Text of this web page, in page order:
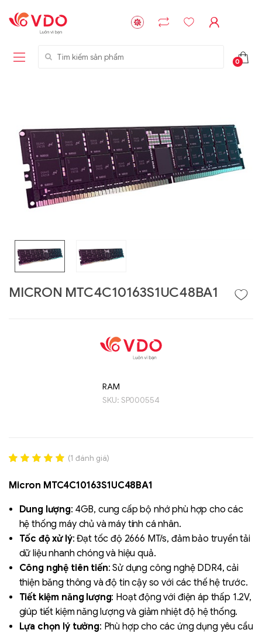
Tìm kiếm sản phẩm
0
MICRON MTC4C10163S1UC48BA1
RAM
SKU: SP000554
out of 5
based on
(1 đánh giá)
Micron MTC4C10163S1UC48BA1
Dung lượng: 4GB, cung cấp bộ nhớ phù hợp cho các
hệ thống máy chủ và máy tính cá nhân.
Tốc độ xử lý: Đạt tốc độ 2666 MT/s, đảm bảo truyền tải
dữ liệu nhanh chóng và hiệu quả.
Công nghệ tiên tiến: Sử dụng công nghệ DDR4, cải
thiện băng thông và độ tin cậy so với các thế hệ trước.
Tiết kiệm năng lượng: Hoạt động với điện áp thấp 1.2V,
giúp tiết kiệm năng lượng và giảm nhiệt độ hệ thống.
Lựa chọn lý tưởng: Phù hợp cho các ứng dụng yêu cầu
NVMe™ SSD
Storage Micron -
64GB - 15.36TB
GIGABYTE
G593-ZD1 (rev.
AAX1)